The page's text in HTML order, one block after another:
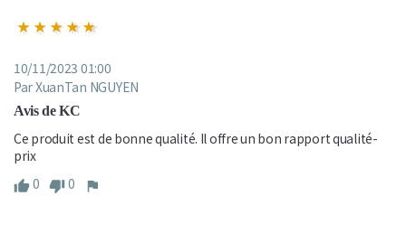
10/11/2023 01:00
Par XuanTan NGUYEN
Avis de KC
Ce produit est de bonne qualité. Il offre un bon rapport qualité-
prix
0
0